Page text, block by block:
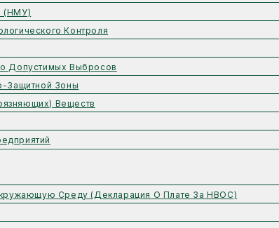
(НМУ)
Контроля
Допустимых Выбросов
Защитной Зоны
Веществ
Среду (Декларация О Плате За НВОС)